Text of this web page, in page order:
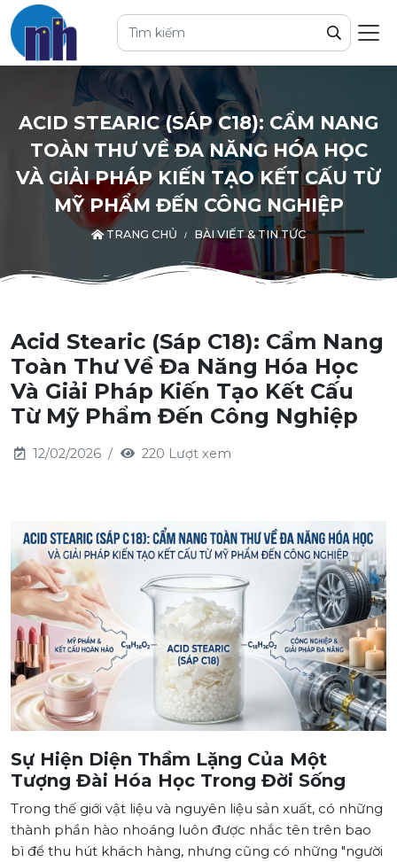
ACID STEARIC (SÁP C18): CẨM NANG
TOÀN THƯ VỀ ĐA NĂNG HÓA HỌC
VÀ GIẢI PHÁP KIẾN TẠO KẾT CẤU TỪ
MỸ PHẨM ĐẾN CÔNG NGHIỆP
TRANG CHỦ BÀI VIẾT & TIN TỨC
Acid Stearic (Sáp C18): Cẩm Nang
Toàn Thư Về Đa Năng Hóa Học
Và Giải Pháp Kiến Tạo Kết Cấu
Từ Mỹ Phẩm Đến Công Nghiệp
12/02/2026 220 Lượt xem
Sự Hiện Diện Thầm Lặng Của Một
Tượng Đài Hóa Học Trong Đời Sống
Trong thế giới vật liệu và nguyên liệu sản xuất, có những
thành phần hào nhoáng luôn được nhắc tên trên bao
bì để thu hút khách hàng, nhưng cũng có những "người